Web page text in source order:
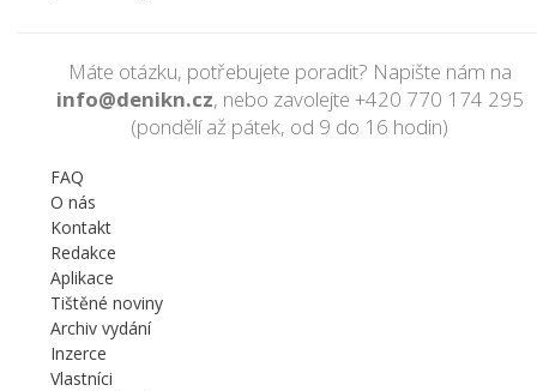
Máte otázku, potřebujete poradit? Napište nám na
info@denikn.cz, nebo zavolejte +420 770 174 295
(pondělí až pátek, od 9 do 16 hodin)
FAQ
O nás
Kontakt
Redakce
Aplikace
Tištěné noviny
Archiv vydání
Inzerce
Vlastníci